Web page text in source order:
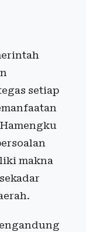
setiap
makna